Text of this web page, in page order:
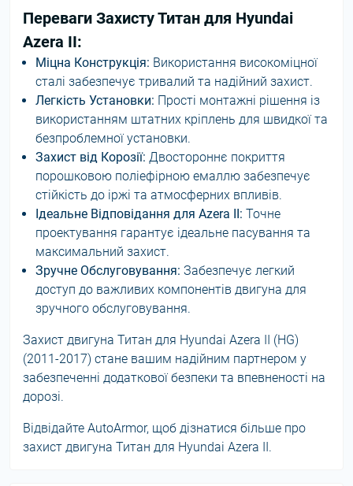
Переваги Захисту Титан для Hyundai
Azera II:
Міцна Конструкція: Використання високоміцної
сталі забезпечує тривалий та надійний захист.
Легкість Установки: Прості монтажні рішення із
використанням штатних кріплень для швидкої та
безпроблемної установки.
Захист від Корозії: Двостороннє покриття
порошковою поліефірною емаллю забезпечує
стійкість до іржі та атмосферних впливів.
Ідеальне Відповідання для Azera II: Точне
проектування гарантує ідеальне пасування та
максимальний захист.
Зручне Обслуговування: Забезпечує легкий
доступ до важливих компонентів двигуна для
зручного обслуговування.
Захист двигуна Титан для Hyundai Azera II (HG)
(2011-2017) стане вашим надійним партнером у
забезпеченні додаткової безпеки та впевненості на
дорозі.
Відвідайте AutoArmor, щоб дізнатися більше про
захист двигуна Титан для Hyundai Azera II.